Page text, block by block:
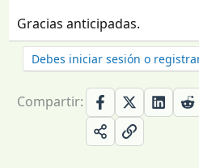
Gracias anticipadas.
Debes iniciar sesión o
Compartir: